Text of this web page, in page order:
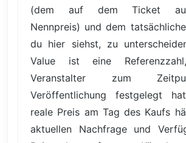
(dem auf dem Ticket
Nennpreis) und dem
du hier siehst, zu
Value ist eine
Veranstalter zum
Veröffentlichung festgelegt
reale Preis am Tag des Kaufs
aktuellen Nachfrage und